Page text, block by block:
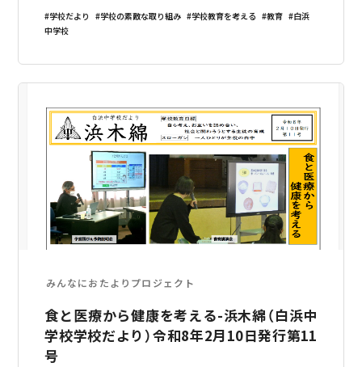
25日、石
学校だより 学校の素敵な取り組み 学校教育を考える 教育
白浜
中学校
みんなにおたよりプロジェクト
食と医療から健康を考える-浜木綿（白浜中
学校学校だより）令和8年2月10日発行第11
号